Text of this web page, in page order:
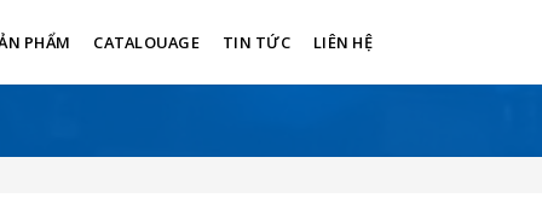
PHẨM CATALOUAGE TIN TỨC LIÊN HỆ